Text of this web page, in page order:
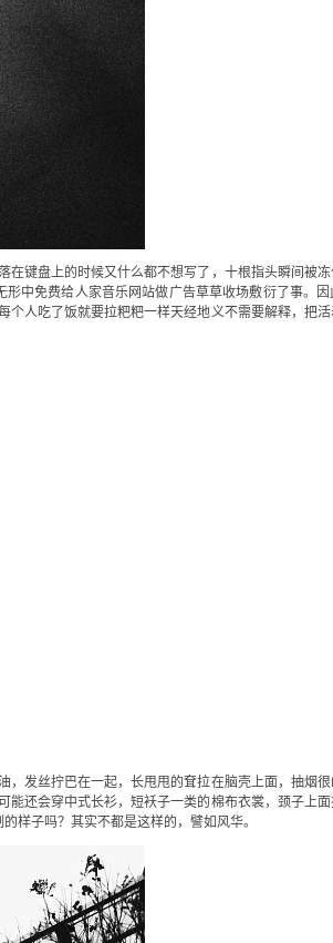
键盘上的时候又什么都不想写了，十根指头瞬间被
中免费给人家音乐网站做广告草草收场敷衍了事。
人吃了饭就要拉粑粑一样天经地义不需要解释，把
发丝拧巴在一起，长甩甩的耷拉在脑壳上面，抽烟
还会穿中式长衫，短袄子一类的棉布衣裳，颈子上
样子吗？其实不都是这样的，譬如风华。